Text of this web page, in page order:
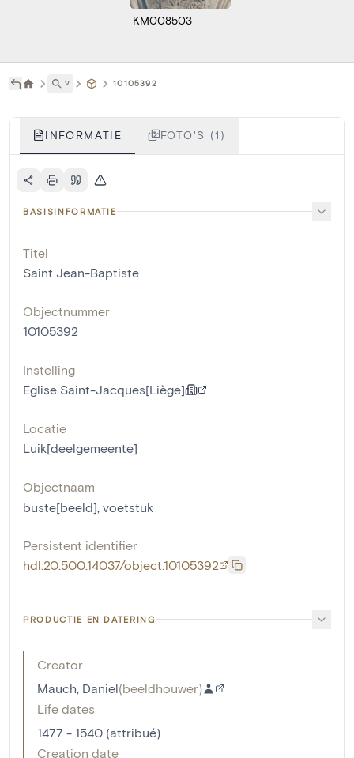
KM008503
˅ 10105392
INFORMATIE FOTO'S (1)
BASISINFORMATIE
Titel
Saint Jean-Baptiste
Objectnummer
10105392
Instelling
Eglise Saint-Jacques[Liège]
Locatie
Luik[deelgemeente]
Objectnaam
buste[beeld] voetstuk
Persistent identifier
hdl:20.500.14037/object.10105392
PRODUCTIE EN DATERING
Creator
Mauch, Daniel(beeldhouwer)
Life dates
1477 - 1540 (attribué)
Creation date